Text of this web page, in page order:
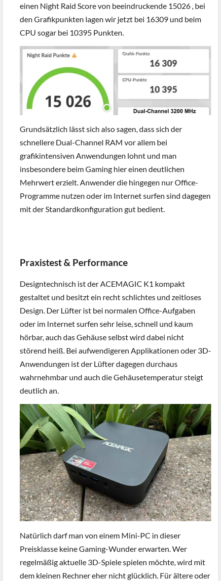
einen Night Raid Score von beeindruckende 15026 , bei
den Grafikpunkten lagen wir jetzt bei 16309 und beim
CPU sogar bei 10395 Punkten.
Grundsätzlich lässt sich also sagen, dass sich der
schnellere Dual-Channel RAM vor allem bei
grafikintensiven Anwendungen lohnt und man
insbesondere beim Gaming hier einen deutlichen
Mehrwert erzielt. Anwender die hingegen nur Office-
Programme nutzen oder im Internet surfen sind dagegen
mit der Standardkonfiguration gut bedient.
Praxistest & Performance
Designtechnisch ist der ACEMAGIC K1 kompakt
gestaltet und besitzt ein recht schlichtes und zeitloses
Design. Der Lüfter ist bei normalen Office-Aufgaben
oder im Internet surfen sehr leise, schnell und kaum
hörbar, auch das Gehäuse selbst wird dabei nicht
störend heiß. Bei aufwendigeren Applikationen oder 3D-
Anwendungen ist der Lüfter dagegen durchaus
wahrnehmbar und auch die Gehäusetemperatur steigt
deutlich an.
Natürlich darf man von einem Mini-PC in dieser
Preisklasse keine Gaming-Wunder erwarten. Wer
regelmäßig aktuelle 3D-Spiele spielen möchte, wird mit
dem kleinen Rechner eher nicht glücklich. Für ältere oder